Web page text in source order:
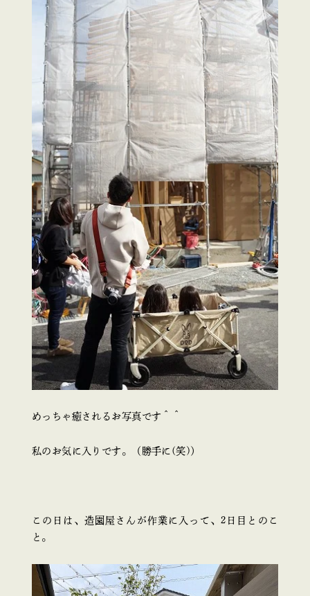
めっちゃ癒されるお写真です＾＾
私のお気に入りです。（勝手に(笑)）
この日は、造園屋さんが作業に入って、2日目とのこ
と。